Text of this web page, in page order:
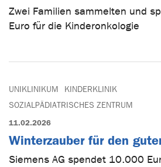
Zwei Familien sammelten und
Euro für die Kinderonkologie
UNIKLINIKUM
KINDERKLINIK
SOZIALPÄDIATRISCHES ZENTRUM
11.02.2026
Winterzauber für den
Siemens AG spendet 10.000